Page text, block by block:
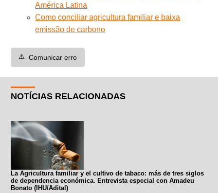
América Latina
Como conciliar agricultura familiar e baixa
emissão de carbono
⚠️ Comunicar erro
NOTÍCIAS RELACIONADAS
La Agricultura familiar y el cultivo de tabaco: más de tres siglos
de dependencia económica. Entrevista especial con Amadeu
Bonato (IHU/Adital)